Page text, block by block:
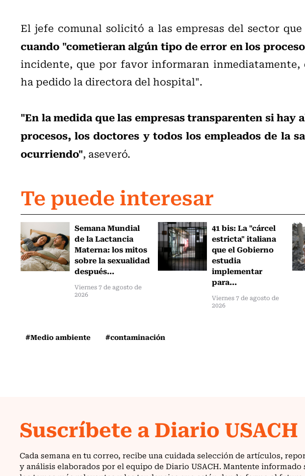
El jefe comunal solicitó a las empresas del sector que
cuando "cometieran algún tipo de error en los
incidente, que por favor informaran inmediatamente,
ha pedido la directora del hospital".
"En la medida que las empresas transparenten si hay
procesos, los doctores y todos los empleados de la
ocurriendo", aseveró.
Te puede interesar
Semana Mundial
de la Lactancia
Materna: los mitos
sobre la sexualidad
después...
Viernes 7 de agosto de
2026
41 bis: La "cárcel
estricta" italiana
que el Gobierno
estudia
implementar
para...
Viernes 7 de agosto de
2026
#Medio ambiente #contaminación